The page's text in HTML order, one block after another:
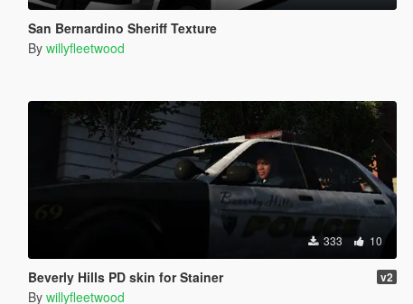
San Bernardino Sheriff Texture
By willyfleetwood
333 10
Beverly Hills PD skin for Stainer v2
By willyfleetwood